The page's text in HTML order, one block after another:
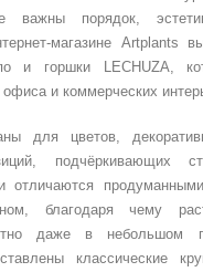
важны порядок,
магазине Artplants
и горшки LECHUZA,
и коммерческих
для цветов,
подчёркивающих
отличаются
благодаря чему
даже в небольшом
классические